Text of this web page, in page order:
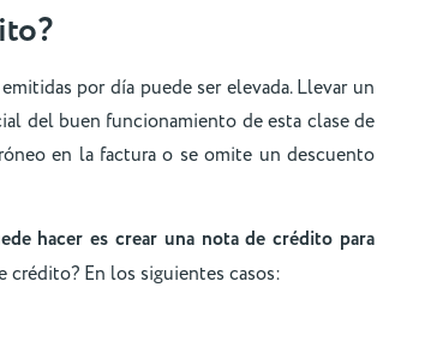
por día puede ser elevada. Llevar un
del buen funcionamiento de esta clase de
en la factura o se omite un descuento
hacer es crear una nota de crédito para
crédito? En los siguientes casos: